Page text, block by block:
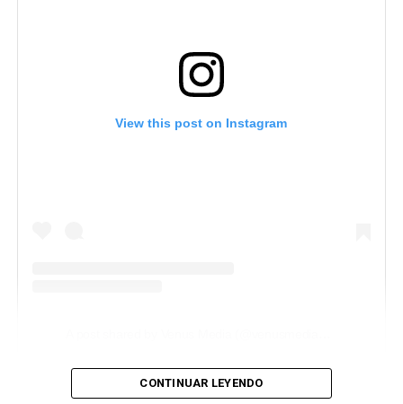
View this post on Instagram
CONTINUAR LEYENDO